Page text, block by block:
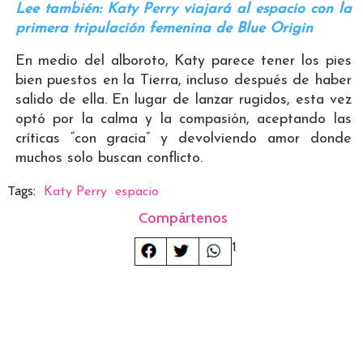
Lee también: Katy Perry viajará al espacio con la
primera tripulación femenina de Blue Origin
En medio del alboroto, Katy parece tener los pies
bien puestos en la Tierra, incluso después de haber
salido de ella. En lugar de lanzar rugidos, esta vez
optó por la calma y la compasión, aceptando las
críticas “con gracia” y devolviendo amor donde
muchos solo buscan conflicto.
Tags: Katy Perry espacio
Compártenos
1